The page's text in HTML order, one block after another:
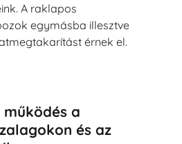
A raklapos
egymásba illesztve
érnek el.
működés a
és az